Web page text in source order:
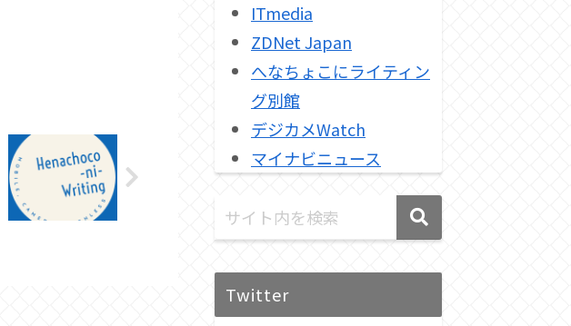
ITmedia
ZDNet Japan
へなちょこにライティン
グ別館
デジカメWatch
マイナビニュース
Twitter